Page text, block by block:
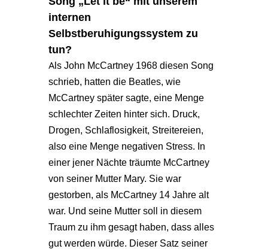
internen
Selbstberuhigungssystem zu
tun?
Als John McCartney 1968 diesen Song
schrieb, hatten die Beatles, wie
McCartney später sagte, eine Menge
schlechter Zeiten hinter sich. Druck,
Drogen, Schlaflosigkeit, Streitereien,
also eine Menge negativen Stress. In
einer jener Nächte träumte McCartney
von seiner Mutter Mary. Sie war
gestorben, als McCartney 14 Jahre alt
war. Und seine Mutter soll in diesem
Traum zu ihm gesagt haben, dass alles
gut werden würde. Dieser Satz seiner